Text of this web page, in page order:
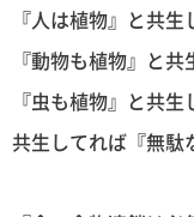
『人は植物』と共生
『動物も植物』と
『虫も植物』と共生
共生してれば『無駄